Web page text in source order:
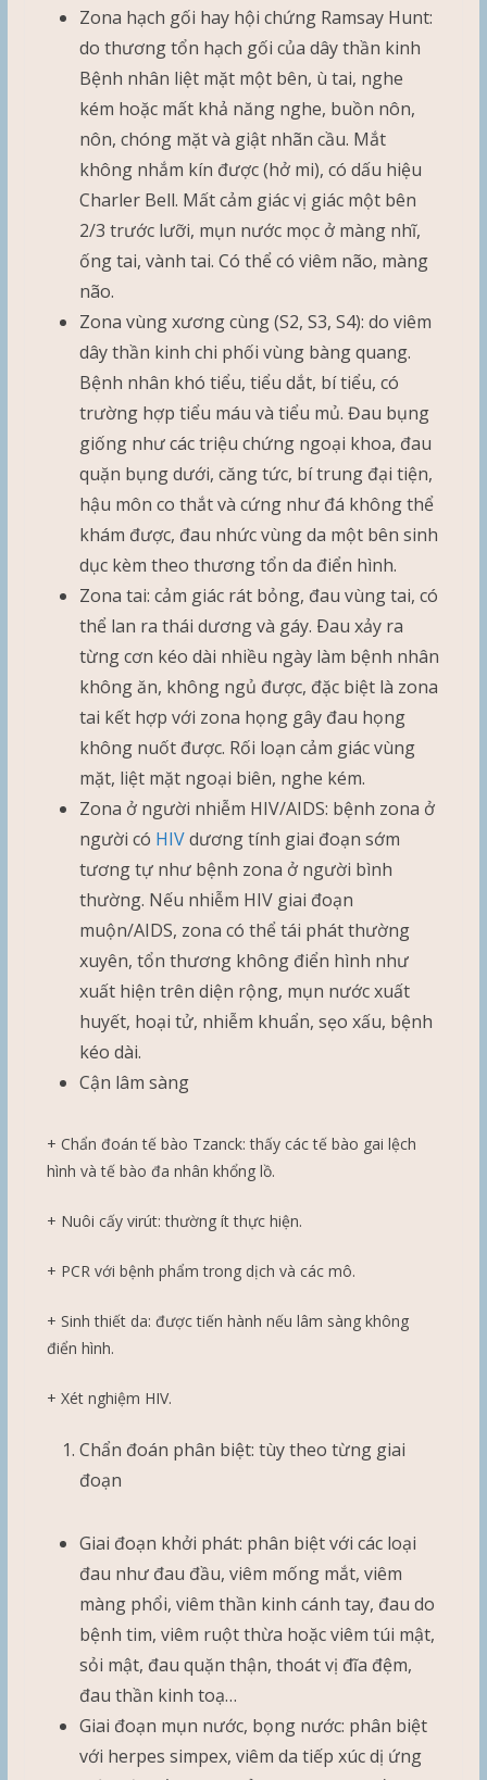
Zona hạch gối hay hội chứng Ramsay Hunt:
do thương tổn hạch gối của dây thần kinh
Bệnh nhân liệt mặt một bên, ù tai, nghe
kém hoặc mất khả năng nghe, buồn nôn,
nôn, chóng mặt và giật nhãn cầu. Mắt
không nhắm kín được (hở mi), có dấu hiệu
Charler Bell. Mất cảm giác vị giác một bên
2/3 trước lưỡi, mụn nước mọc ở màng nhĩ,
ống tai, vành tai. Có thể có viêm não, màng
não.
Zona vùng xương cùng (S2, S3, S4): do viêm
dây thần kinh chi phối vùng bàng quang.
Bệnh nhân khó tiểu, tiểu dắt, bí tiểu, có
trường hợp tiểu máu và tiểu mủ. Đau bụng
giống như các triệu chứng ngoại khoa, đau
quặn bụng dưới, căng tức, bí trung đại tiện,
hậu môn co thắt và cứng như đá không thể
khám được, đau nhức vùng da một bên sinh
dục kèm theo thương tổn da điển hình.
Zona tai: cảm giác rát bỏng, đau vùng tai, có
thể lan ra thái dương và gáy. Ðau xảy ra
từng cơn kéo dài nhiều ngày làm bệnh nhân
không ăn, không ngủ được, đặc biệt là zona
tai kết hợp với zona họng gây đau họng
không nuốt được. Rối loạn cảm giác vùng
mặt, liệt mặt ngoại biên, nghe kém.
Zona ở người nhiễm HIV/AIDS: bệnh zona ở
người có HIVdương tính giai đoạn sớm
tương tự như bệnh zona ở người bình
thường. Nếu nhiễm HIV giai đoạn
muộn/AIDS, zona có thể tái phát thường
xuyên, tổn thương không điển hình như
xuất hiện trên diện rộng, mụn nước xuất
huyết, hoại tử, nhiễm khuẩn, sẹo xấu, bệnh
kéo dài.
Cận lâm sàng
+ Chẩn đoán tế bào Tzanck: thấy các tế bào gai lệch
hình và tế bào đa nhân khổng lồ.
+ Nuôi cấy virút: thường ít thực hiện.
+ PCR với bệnh phẩm trong dịch và các mô.
+ Sinh thiết da: được tiến hành nếu lâm sàng không
điển hình.
+ Xét nghiệm HIV.
Chẩn đoán phân biệt: tùy theo từng giai
đoạn
Giai đoạn khởi phát: phân biệt với các loại
đau như đau đầu, viêm mống mắt, viêm
màng phổi, viêm thần kinh cánh tay, đau do
bệnh tim, viêm ruột thừa hoặc viêm túi mật,
sỏi mật, đau quặn thận, thoát vị đĩa đệm,
đau thần kinh toạ…
Giai đoạn mụn nước, bọng nước: phân biệt
với herpes simpex, viêm da tiếp xúc dị ứng